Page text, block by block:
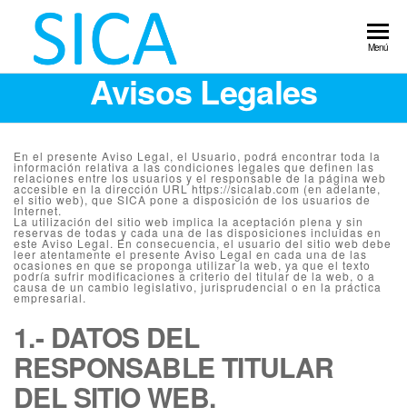
Integral de
Control
alimentaria.
Sanidad
Ambiental.
normas IFS,
Auditoria,
Control
legionella,
plagas,
piscina.
Menú
Avisos Legales
En el presente Aviso Legal, el Usuario, podrá encontrar toda la
información relativa a las condiciones legales que definen las
relaciones entre los usuarios y el responsable de la página web
accesible en la dirección URL https://sicalab.com (en adelante,
el sitio web), que SICA pone a disposición de los usuarios de
Internet.
La utilización del sitio web implica la aceptación plena y sin
reservas de todas y cada una de las disposiciones incluidas en
este Aviso Legal. En consecuencia, el usuario del sitio web debe
leer atentamente el presente Aviso Legal en cada una de las
ocasiones en que se proponga utilizar la web, ya que el texto
podría sufrir modificaciones a criterio del titular de la web, o a
causa de un cambio legislativo, jurisprudencial o en la práctica
empresarial.
1.- DATOS DEL
RESPONSABLE TITULAR
DEL SITIO WEB.